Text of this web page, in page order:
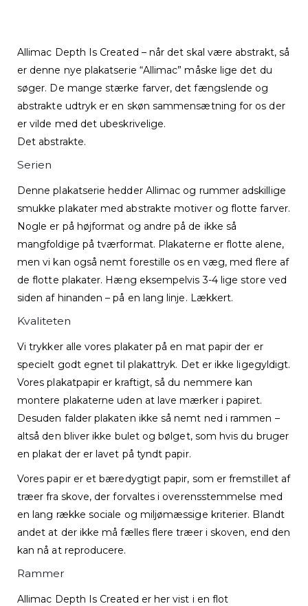
Allimac Depth Is Created – når det skal være abstrakt, så
er denne nye plakatserie “Allimac” måske lige det du
søger. De mange stærke farver, det fængslende og
abstrakte udtryk er en skøn sammensætning for os der
er vilde med det ubeskrivelige.
Det abstrakte.
Serien
Denne plakatserie hedder Allimac og rummer adskillige
smukke plakater med abstrakte motiver og flotte farver.
Nogle er på højformat og andre på de ikke så
mangfoldige på tværformat. Plakaterne er flotte alene,
men vi kan også nemt forestille os en væg, med flere af
de flotte plakater. Hæng eksempelvis 3-4 lige store ved
siden af hinanden – på en lang linje. Lækkert.
Kvaliteten
Vi trykker alle vores plakater på en mat papir der er
specielt godt egnet til plakattryk. Det er ikke ligegyldigt.
Vores plakatpapir er kraftigt, så du nemmere kan
montere plakaterne uden at lave mærker i papiret.
Desuden falder plakaten ikke så nemt ned i rammen –
altså den bliver ikke bulet og bølget, som hvis du bruger
en plakat der er lavet på tyndt papir.
Vores papir er et bæredygtigt papir, som er fremstillet af
træer fra skove, der forvaltes i overensstemmelse med
en lang række sociale og miljømæssige kriterier. Blandt
andet at der ikke må fælles flere træer i skoven, end den
kan nå at reproducere.
Rammer
Allimac Depth Is Created er her vist i en flot